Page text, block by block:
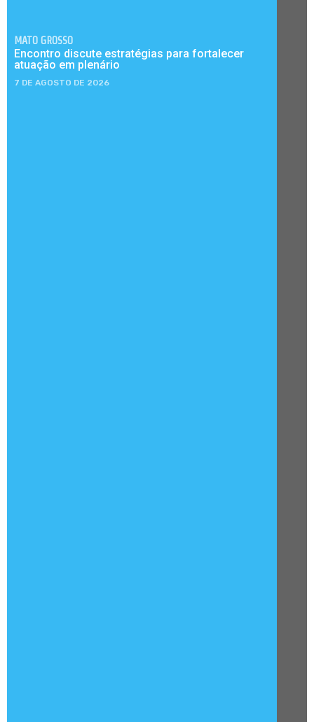
MATO GROSSO
Encontro discute estratégias para fortalecer
atuação em plenário
7 DE AGOSTO DE 2026